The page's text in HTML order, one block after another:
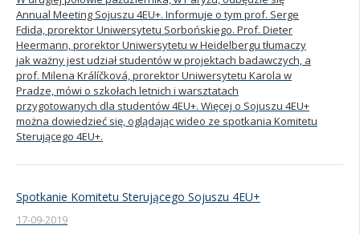
Annual Meeting Sojuszu 4EU+. Informuje o tym prof. Serge
Fdida, prorektor Uniwersytetu Sorbońskiego. Prof. Dieter
Heermann, prorektor Uniwersytetu w Heidelbergu tłumaczy
jak ważny jest udział studentów w projektach badawczych, a
prof. Milena Králíčková, prorektor Uniwersytetu Karola w
Pradze, mówi o szkołach letnich i warsztatach
przygotowanych dla studentów 4EU+. Więcej o Sojuszu 4EU+
można dowiedzieć się, oglądając wideo ze spotkania Komitetu
Sterującego 4EU+.
Spotkanie Komitetu Sterującego Sojuszu 4EU+
17-09-2019